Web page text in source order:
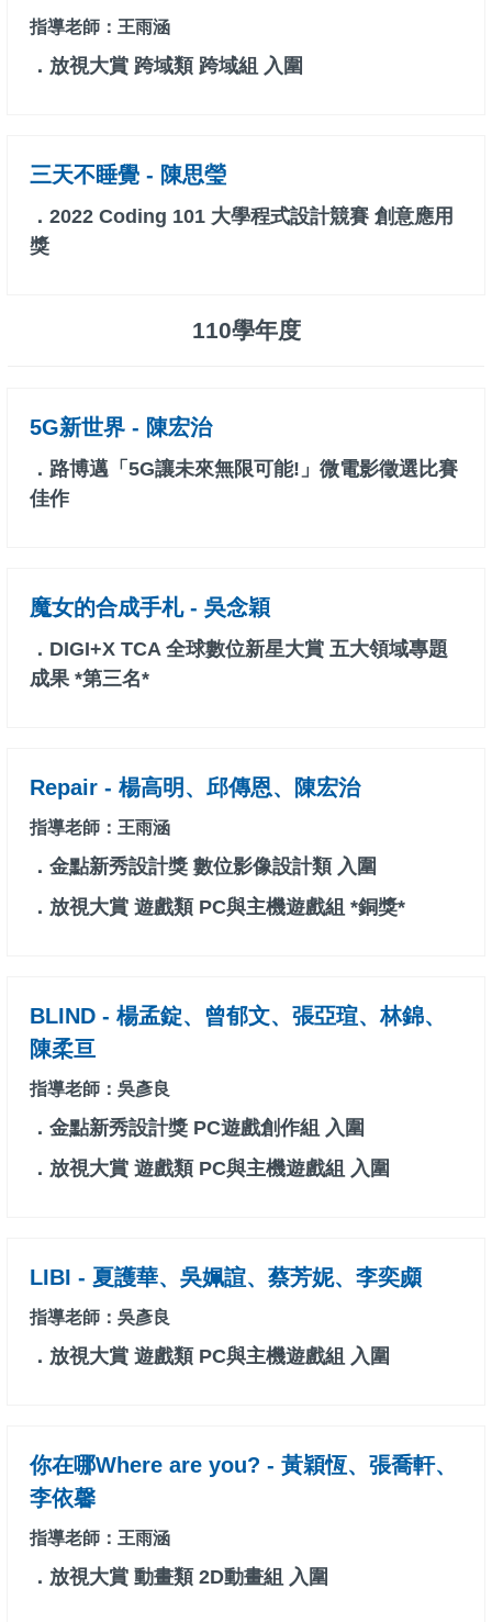
指導老師：王雨涵
．放視大賞 跨域類 跨域組 入圍
三天不睡覺 - 陳思瑩
．2022 Coding 101 大學程式設計競賽 創意應用
獎
110學年度
5G新世界 - 陳宏治
．路博邁「5G讓未來無限可能!」微電影徵選比賽
佳作
魔女的合成手札 - 吳念穎
．DIGI+X TCA 全球數位新星大賞 五大領域專題
成果 *第三名*
Repair - 楊高明、邱傳恩、陳宏治
指導老師：王雨涵
．金點新秀設計獎 數位影像設計類 入圍
．放視大賞 遊戲類 PC與主機遊戲組 *銅獎*
BLIND - 楊孟錠、曾郁文、張亞瑄、林錦、
陳柔亘
指導老師：吳彥良
．金點新秀設計獎 PC遊戲創作組 入圍
．放視大賞 遊戲類 PC與主機遊戲組 入圍
LIBI - 夏護華、吳姵諠、蔡芳妮、李奕䫆
指導老師：吳彥良
．放視大賞 遊戲類 PC與主機遊戲組 入圍
你在哪Where are you? - 黃穎恆、張喬軒、
李依馨
指導老師：王雨涵
．放視大賞 動畫類 2D動畫組 入圍